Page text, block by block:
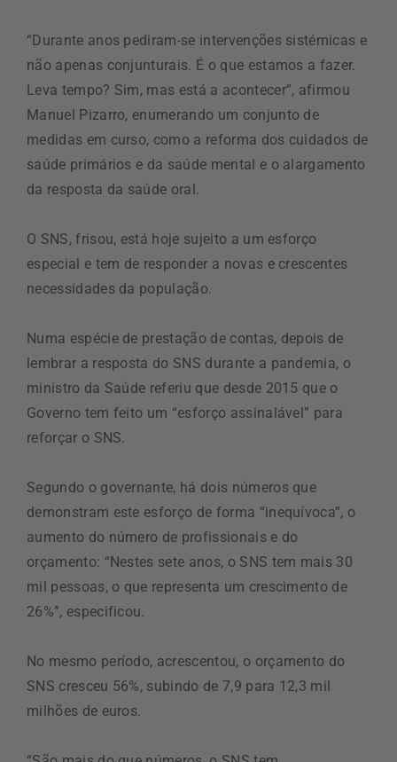
“Durante anos pediram-se intervenções sistémicas e
não apenas conjunturais. É o que estamos a fazer.
Leva tempo? Sim, mas está a acontecer”, afirmou
Manuel Pizarro, enumerando um conjunto de
medidas em curso, como a reforma dos cuidados de
saúde primários e da saúde mental e o alargamento
da resposta da saúde oral.
O SNS, frisou, está hoje sujeito a um esforço
especial e tem de responder a novas e crescentes
necessidades da população.
Numa espécie de prestação de contas, depois de
lembrar a resposta do SNS durante a pandemia, o
ministro da Saúde referiu que desde 2015 que o
Governo tem feito um “esforço assinalável” para
reforçar o SNS.
Segundo o governante, há dois números que
demonstram este esforço de forma “inequívoca”, o
aumento do número de profissionais e do
orçamento: “Nestes sete anos, o SNS tem mais 30
mil pessoas, o que representa um crescimento de
26%”, especificou.
No mesmo período, acrescentou, o orçamento do
SNS cresceu 56%, subindo de 7,9 para 12,3 mil
milhões de euros.